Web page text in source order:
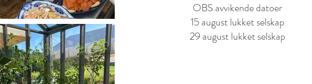
OBS avvikende datoer
15 august lukket selskap
29 august lukket selskap